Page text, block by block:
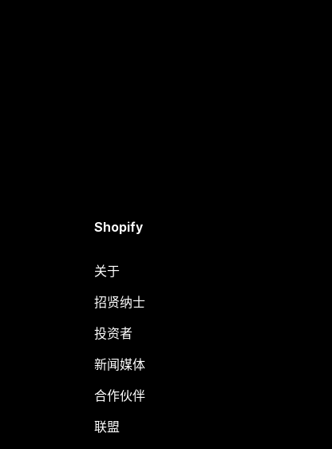
Shopify
关于
招贤纳士
投资者
新闻媒体
合作伙伴
联盟